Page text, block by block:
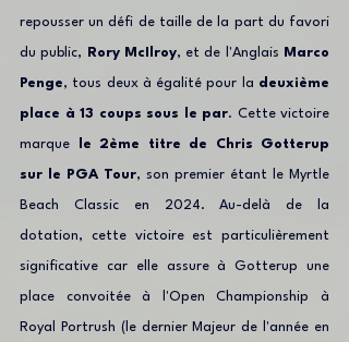
repousser un défi de taille de la part du favori
du public, Rory McIlroy, et de l'Anglais Marco
Penge, tous deux à égalité pour la deuxième
place à 13 coups sous le par. Cette victoire
marque le 2ème titre de Chris Gotterup
sur le PGA Tour, son premier étant le Myrtle
Beach Classic en 2024. Au-delà de la
dotation, cette victoire est particulièrement
significative car elle assure à Gotterup une
place convoitée à l'Open Championship à
Royal Portrush (le dernier Majeur de l'année en